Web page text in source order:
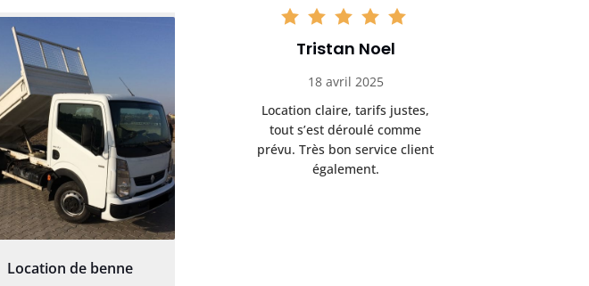
Location de benne
Elisa Barreau
6 avril 2025
Parfait pour évacuer les
gravats de mon chantier.
Service rapide et efficace. Je
recommande sans
hésitation.
Tristan Noel
18 avril 2025
Location claire, tarifs justes,
tout s’est déroulé comme
prévu. Très bon service client
également.